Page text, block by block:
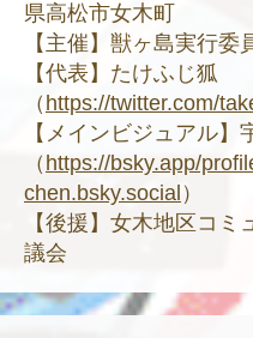
県高松市女木町
【主催】獣ヶ島実行委
​【代表】たけふじ狐
（ https://twitter.com/
【メインビジュアル】
（ https://bsky.app/
chen.bsky.social ）
【後援】女木地区コミ
議会